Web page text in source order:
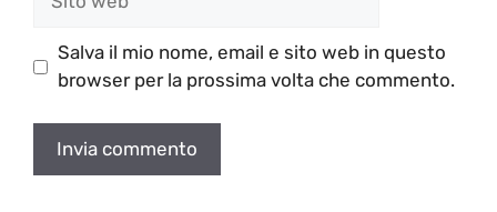
Salva il mio nome, email e sito web in questo
browser per la prossima volta che commento.